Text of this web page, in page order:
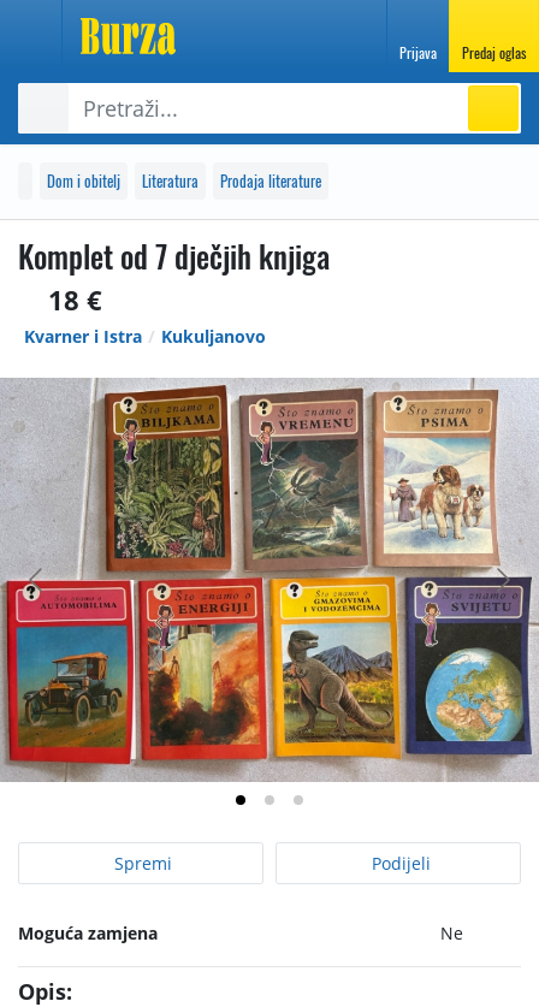
Prijava Predaj oglas
Dom i obitelj Literatura Prodaja literature
Komplet od 7 dječjih knjiga
18 €
Kvarner i Istra Kukuljanovo
Spremi Podijeli
Moguća zamjena Ne
Opis: